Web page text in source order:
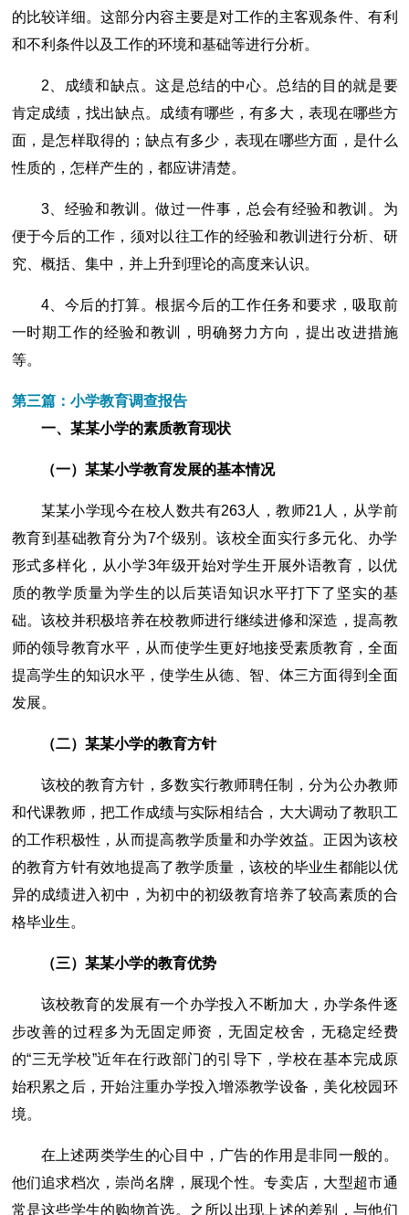
的比较详细。这部分内容主要是对工作的主客观条件、有利
和不利条件以及工作的环境和基础等进行分析。
2、成绩和缺点。这是总结的中心。总结的目的就是要
肯定成绩，找出缺点。成绩有哪些，有多大，表现在哪些方
面，是怎样取得的；缺点有多少，表现在哪些方面，是什么
性质的，怎样产生的，都应讲清楚。
3、经验和教训。做过一件事，总会有经验和教训。为
便于今后的工作，须对以往工作的经验和教训进行分析、研
究、概括、集中，并上升到理论的高度来认识。
4、今后的打算。根据今后的工作任务和要求，吸取前
一时期工作的经验和教训，明确努力方向，提出改进措施
等。
第三篇：小学教育调查报告
一、某某小学的素质教育现状
（一）某某小学教育发展的基本情况
某某小学现今在校人数共有263人，教师21人，从学前
教育到基础教育分为7个级别。该校全面实行多元化、办学
形式多样化，从小学3年级开始对学生开展外语教育，以优
质的教学质量为学生的以后英语知识水平打下了坚实的基
础。该校并积极培养在校教师进行继续进修和深造，提高教
师的领导教育水平，从而使学生更好地接受素质教育，全面
提高学生的知识水平，使学生从德、智、体三方面得到全面
发展。
（二）某某小学的教育方针
该校的教育方针，多数实行教师聘任制，分为公办教师
和代课教师，把工作成绩与实际相结合，大大调动了教职工
的工作积极性，从而提高教学质量和办学效益。正因为该校
的教育方针有效地提高了教学质量，该校的毕业生都能以优
异的成绩进入初中，为初中的初级教育培养了较高素质的合
格毕业生。
（三）某某小学的教育优势
该校教育的发展有一个办学投入不断加大，办学条件逐
步改善的过程多为无固定师资，无固定校舍，无稳定经费
的“三无学校”近年在行政部门的引导下，学校在基本完成原
始积累之后，开始注重办学投入增添教学设备，美化校园环
境。
在上述两类学生的心目中，广告的作用是非同一般的。
他们追求档次，崇尚名牌，展现个性。专卖店，大型超市通
常是这些学生的购物首选。之所以出现上述的差别，与他们